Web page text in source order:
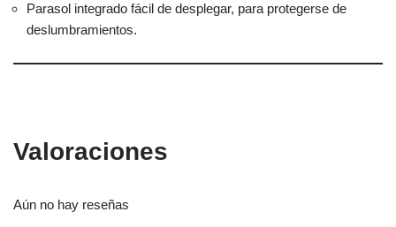
Parasol integrado fácil de desplegar, para protegerse de
deslumbramientos.
Valoraciones
Aún no hay reseñas